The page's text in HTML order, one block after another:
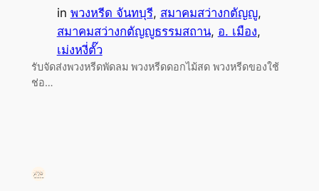
in พวงหรีด จันทบุรี, สมาคมสว่างกตัญญู
สมาคมสว่างกตัญญูธรรมสถาน, อ. เมือง
เม่งหงี่ตั๊ว
รับจัดส่งพวงหรีดพัดลม พวงหรีดดอกไม้สด พวงหรีดของใช้
ช่อ…